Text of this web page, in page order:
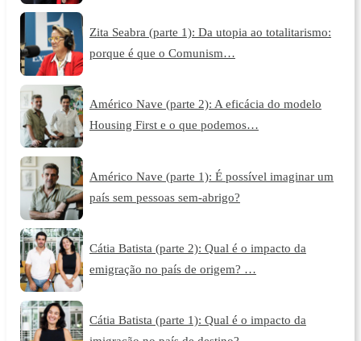
Zita Seabra (parte 1): Da utopia ao totalitarismo:
porque é que o Comunism…
Américo Nave (parte 2): A eficácia do modelo
Housing First e o que podemos…
Américo Nave (parte 1): É possível imaginar um
país sem pessoas sem-abrigo?
Cátia Batista (parte 2): Qual é o impacto da
emigração no país de origem? …
Cátia Batista (parte 1): Qual é o impacto da